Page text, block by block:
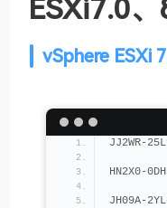
vSphere ESXi
JJ2WR-
HN2X0-
JH09A-